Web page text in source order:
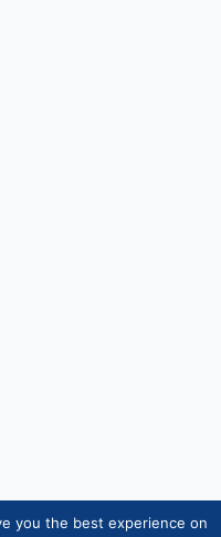
ry 2026 |
you the best experience on